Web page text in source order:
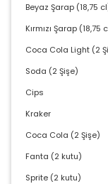
Beyaz Şarap (18,75
Kırmızı Şarap (18,75
Coca Cola Light (2
Soda (2 Şişe)
Cips
Kraker
Coca Cola (2 Şişe)
Fanta (2 kutu)
Sprite (2 kutu)